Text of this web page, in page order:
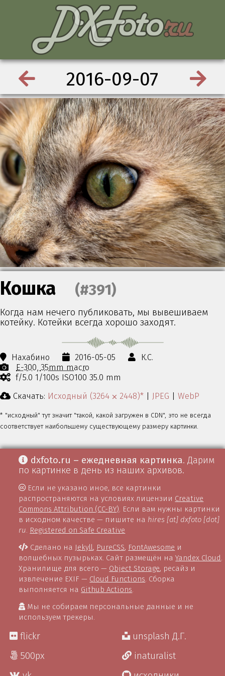
2016-09-07
Кошка (#391)
Когда нам нечего публиковать, мы вывешиваем
котейку. Котейки всегда хорошо заходят.
Нахабино 2016-05-05
К.С.
E-300 35mm macro
f/5.0 1/100s ISO100 35.0 mm
Скачать: Исходный (3264 ⨉ 2448)* | JPEG | WebP
* "исходный" тут значит "такой, какой загружен в CDN", это не всегда
соответствует наибольшему существующему размеру картинки.
dxfoto.ru – ежедневная картинка. Дарим
по картинке в день из наших архивов.
Если не указано иное, все картинки
распространяются на условиях лицензии Creative
Commons Attribution (CC-BY) . Если вам нужны картинки
в исходном качестве — пишите на hires [at] dxfoto [dot]
ru Registered on Safe Creative
Сделано на Jekyll, PureCSS, FontAwesome и
волшебных пузырьках. Сайт размещён наYandex Cloud
Хранилище для всего — Object Storage, ресайз и
извлечение EXIF — Cloud Functions . Сборка
выполняется на Github Actions
Мы не собираем персональные данные и не
используем трекеры.
flickr
500px
unsplash Д.Г.
inaturalist